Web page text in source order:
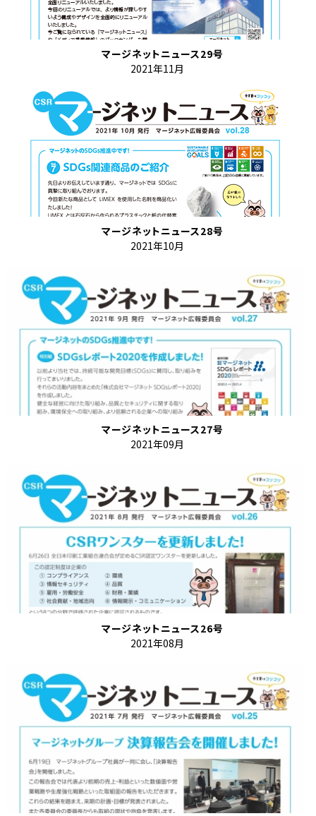
マージネットニュース29号
2021年11月
マージネットニュース28号
2021年10月
マージネットニュース27号
2021年09月
マージネットニュース26号
2021年08月